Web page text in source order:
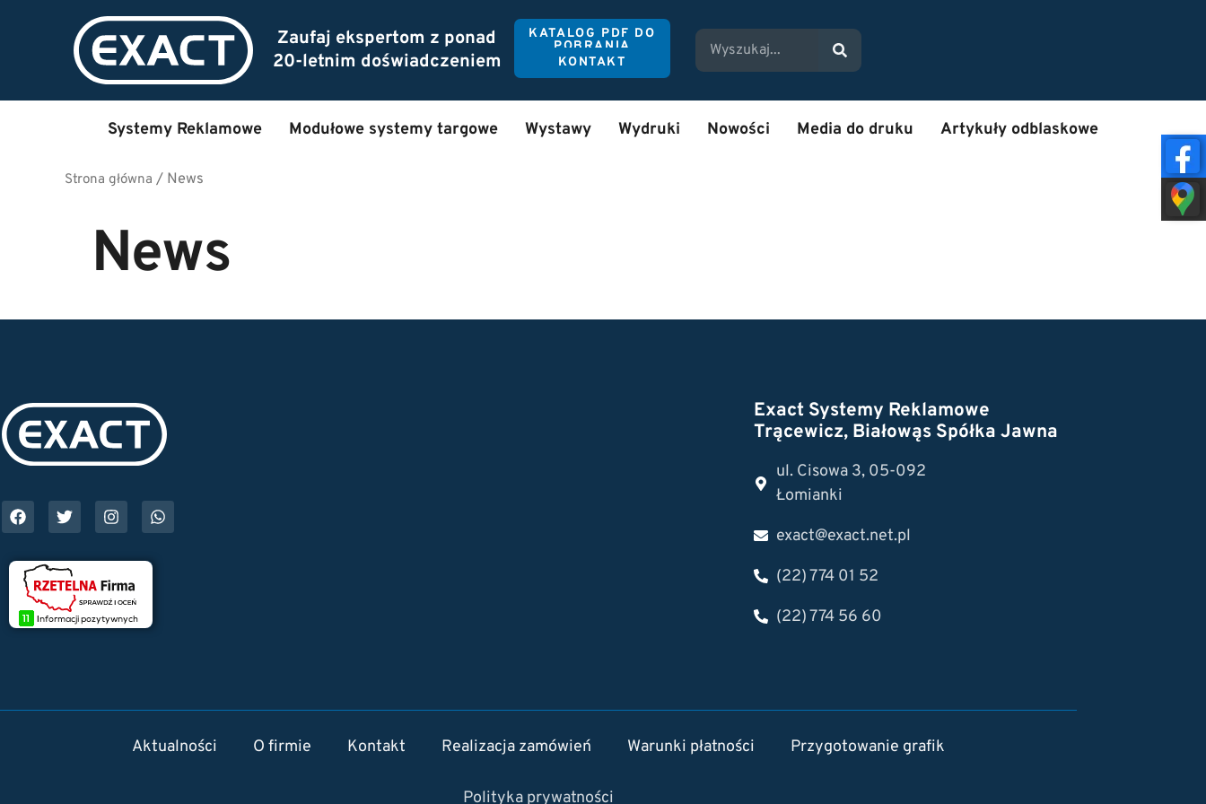
Zaufaj ekspertom z ponad
20-letnim doświadczeniem
KATALOG PDF DO
POBRANIA
KONTAKT
Systemy Reklamowe Modułowe systemy targowe Wystawy Wydruki Nowości Media do druku Artykuły odblaskowe
Strona główna / News
News
Exact Systemy Reklamowe
Trącewicz, Białowąs Spółka Jawna
ul. Cisowa 3, 05-092
Łomianki
exact@exact.net.pl
(22) 774 01 52
(22) 774 56 60
Aktualności O firmie Kontakt Realizacja zamówień Warunki płatności Przygotowanie grafik
Polityka prywatności